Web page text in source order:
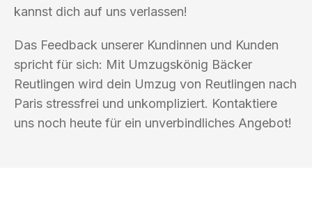
kannst dich auf uns verlassen!
Das Feedback unserer Kundinnen und Kunden
spricht für sich: Mit Umzugskönig Bäcker
Reutlingen wird dein Umzug von Reutlingen nach
Paris stressfrei und unkompliziert. Kontaktiere
uns noch heute für ein unverbindliches Angebot!